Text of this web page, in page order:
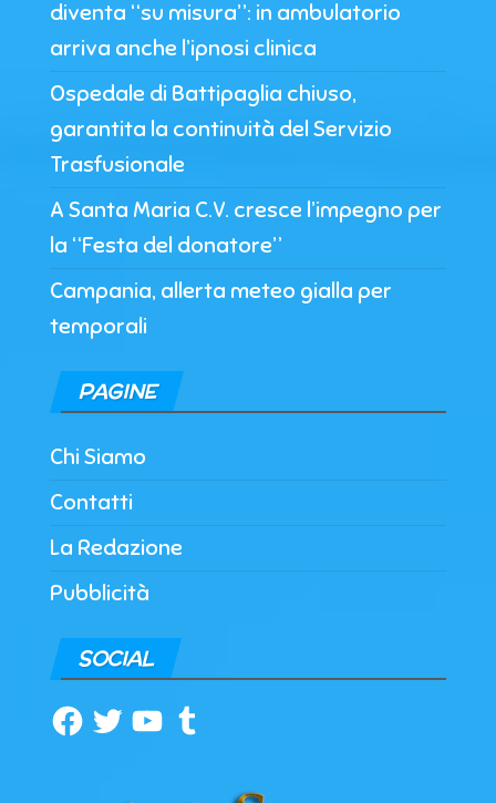
diventa “su misura”: in ambulatorio
arriva anche l’ipnosi clinica
Ospedale di Battipaglia chiuso,
garantita la continuità del Servizio
Trasfusionale
A Santa Maria C.V. cresce l’impegno per
la “Festa del donatore”
Campania, allerta meteo gialla per
temporali
PAGINE
Chi Siamo
Contatti
La Redazione
Pubblicità
SOCIAL
Facebook
TwitterYouTubeTumblr